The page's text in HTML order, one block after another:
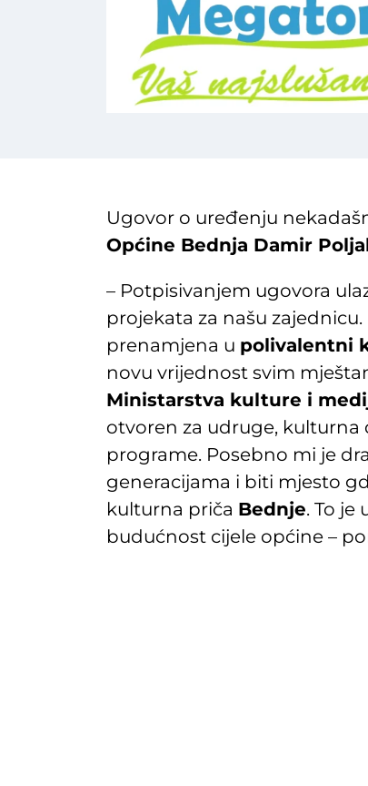
Ugovor o uređenju
Općine Bednja Damir
– Potpisivanjem ugovora
projekata za našu
prenamjena u polivalentni
novu vrijednost svim
Ministarstva kulture i
otvoren za udruge, kulturna
programe. Posebno mi je
generacijama i biti mjesto
kulturna priča Bednje. To je
budućnost cijele općine –